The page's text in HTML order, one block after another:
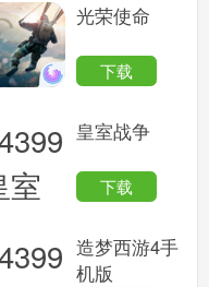
光荣使命
下载
皇室战争
下载
造梦西游4手
机版